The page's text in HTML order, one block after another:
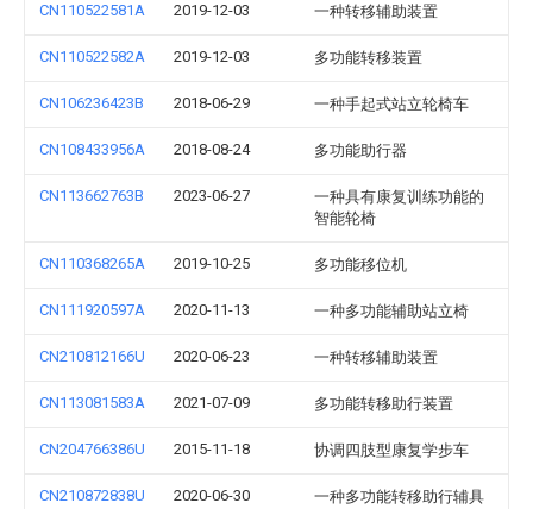
CN110522581A 2019-12-03 一种转移辅助装置
CN110522582A 2019-12-03 多功能转移装置
CN106236423B 2018-06-29 一种手起式站立轮椅车
CN108433956A 2018-08-24 多功能助行器
CN113662763B 2023-06-27
一种具有康复训练功能的
智能轮椅
CN110368265A 2019-10-25 多功能移位机
CN111920597A 2020-11-13 一种多功能辅助站立椅
CN210812166U 2020-06-23 一种转移辅助装置
CN113081583A 2021-07-09 多功能转移助行装置
CN204766386U 2015-11-18 协调四肢型康复学步车
CN210872838U 2020-06-30 一种多功能转移助行辅具